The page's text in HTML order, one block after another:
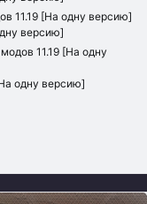
11.19 [На одну версию]
версию]
11.19 [На одну
одну версию]